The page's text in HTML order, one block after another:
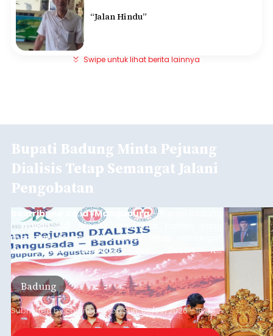
“Jalan Hindu”
Swipe untuk lihat berita lainnya
Bupati Badung Minta Pejuang
Dialisis Tetap Semangat Jalani
Pengobatan
balitribune.co.id | Mangupura- Bupati Badung
I Wayan Adi Arnawa meminta pasien yang
menjalani terapi dialisis untuk tetap semangat
dan tidak berputus asa. Pesan itu
disampaikannya saat menghadiri Sarasehan
Pejuang Dialisis yang digelar RSD Mangusada di
Ruang Kertha Gosana, Puspem Badung, Minggu
(9/8/2026).
Badung
Submitted bycontributoronSun, 08/09/2026 - 18:44